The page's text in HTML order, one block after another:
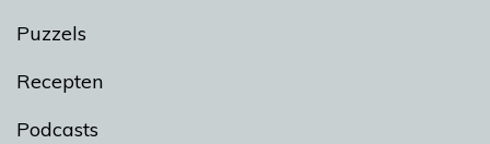
Puzzels
Recepten
Podcasts